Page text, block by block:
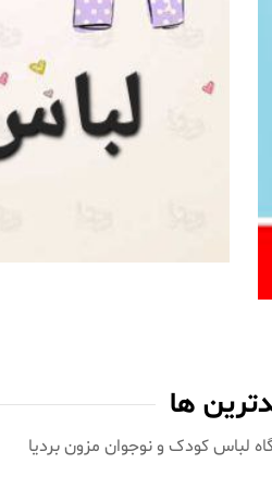
ها
لباس کودک و نوجوان مزون بردیا